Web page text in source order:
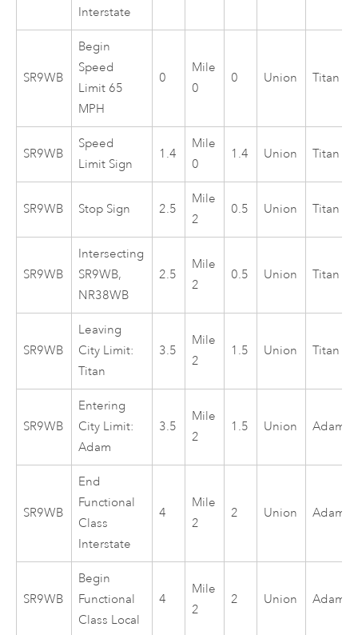
Interstate
SR9WB
Begin
Speed
Limit 65
MPH
0
Mile
0
0 Union Titan
SR9WB
Speed
Limit Sign
1.4
Mile
0
1.4 Union Titan
SR9WB Stop Sign 2.5
Mile
2
0.5 Union Titan
SR9WB
Intersecting
SR9WB,
NR38WB
2.5
Mile
2
0.5 Union Titan
SR9WB
Leaving
City Limit:
Titan
3.5
Mile
2
1.5 Union Titan
SR9WB
Entering
City Limit:
Adam
3.5
Mile
2
1.5 Union Adam
SR9WB
End
Functional
Class
Interstate
4
Mile
2
2 Union Adam
SR9WB
Begin
Functional
Class Local
4
Mile
2
2 Union Adam